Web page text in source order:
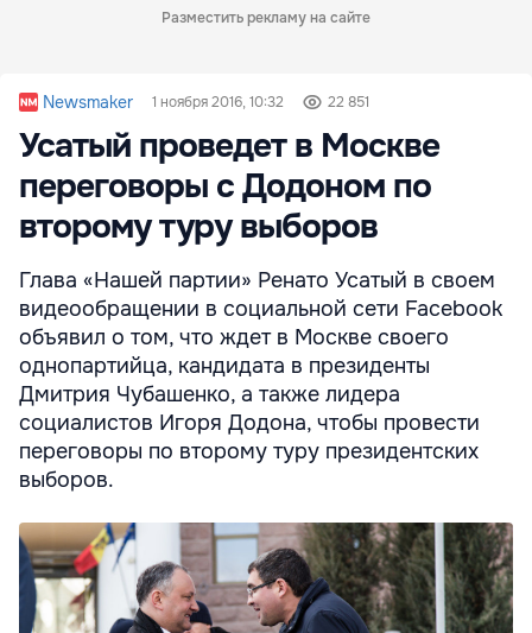
Разместить рекламу на сайте
Newsmaker 1 ноября 2016, 10:32 22 851
Усатый проведет в Москве
переговоры с Додоном по
второму туру выборов
Глава «Нашей партии» Ренато Усатый в своем
видеообращении в социальной сети Facebook
объявил о том, что ждет в Москве своего
однопартийца, кандидата в президенты
Дмитрия Чубашенко, а также лидера
социалистов Игоря Додона, чтобы провести
переговоры по второму туру президентских
выборов.